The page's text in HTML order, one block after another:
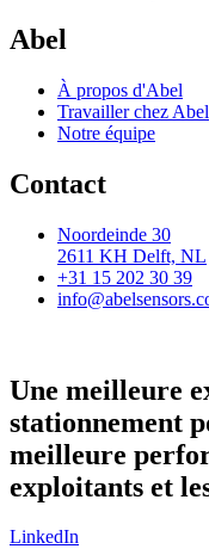
Abel
À propos d'Abel
Travailler chez Abel
Notre équipe
Contact
Noordeinde 30
2611 KH Delft, NL
+31 15 202 30 39
Une meilleure
stationnement
meilleure
exploitants et
LinkedIn